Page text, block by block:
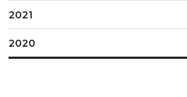
2021
2020